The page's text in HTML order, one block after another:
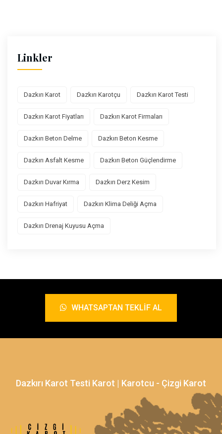
Linkler
Dazkırı Karot Dazkırı Karotçu Dazkırı Karot Testi
Dazkırı Karot Fiyatları Dazkırı Karot Firmaları
Dazkırı Beton Delme Dazkırı Beton Kesme
Dazkırı Asfalt Kesme Dazkırı Beton Güçlendirme
Dazkırı Duvar Kırma Dazkırı Derz Kesim
Dazkırı Hafriyat Dazkırı Klima Deliği Açma
Dazkırı Drenaj Kuyusu Açma
WHATSAPTAN TEKLIF AL
Dazkırı Karot Testi Karot | Karotcu - Çizgi Karot